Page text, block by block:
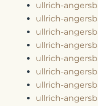
ullrich-
ullrich-
ullrich-
ullrich-
ullrich-
ullrich-
ullrich-
ullrich-